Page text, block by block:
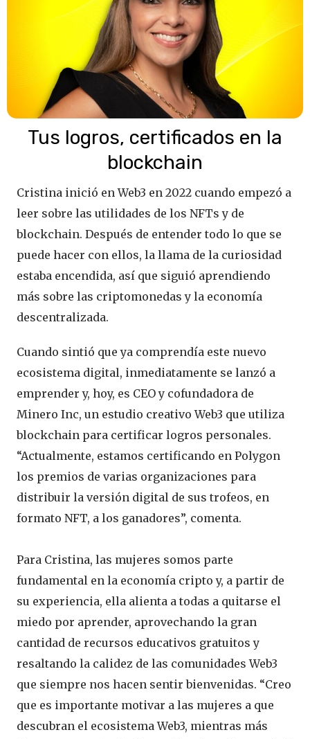
Tus logros, certificados en la
blockchain
Cristina inició en Web3 en 2022 cuando empezó a
leer sobre las utilidades de los NFTs y de
blockchain. Después de entender todo lo que se
puede hacer con ellos, la llama de la curiosidad
estaba encendida, así que siguió aprendiendo
más sobre las criptomonedas y la economía
descentralizada.
Cuando sintió que ya comprendía este nuevo
ecosistema digital, inmediatamente se lanzó a
emprender y, hoy, es CEO y cofundadora de
Minero Inc, un estudio creativo Web3 que utiliza
blockchain para certificar logros personales.
“Actualmente, estamos certificando en Polygon
los premios de varias organizaciones para
distribuir la versión digital de sus trofeos, en
formato NFT, a los ganadores”, comenta.
Para Cristina, las mujeres somos parte
fundamental en la economía cripto y, a partir de
su experiencia, ella alienta a todas a quitarse el
miedo por aprender, aprovechando la gran
cantidad de recursos educativos gratuitos y
resaltando la calidez de las comunidades Web3
que siempre nos hacen sentir bienvenidas. “Creo
que es importante motivar a las mujeres a que
descubran el ecosistema Web3, mientras más